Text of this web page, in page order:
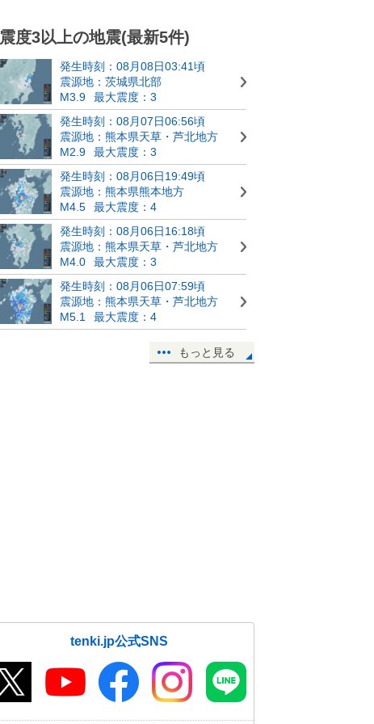
震度3以上の地震(最新5件)
発生時刻：08月08日03:41頃
震源地：茨城県北部
M3.9
最大震度：3
発生時刻：08月07日06:56頃
震源地：熊本県天草・芦北地方
M2.9
最大震度：3
発生時刻：08月06日19:49頃
震源地：熊本県熊本地方
M4.5
最大震度：4
発生時刻：08月06日16:18頃
震源地：熊本県天草・芦北地方
M4.0
最大震度：3
発生時刻：08月06日07:59頃
震源地：熊本県天草・芦北地方
M5.1
最大震度：4
もっと見る
tenki.jp公式SNS